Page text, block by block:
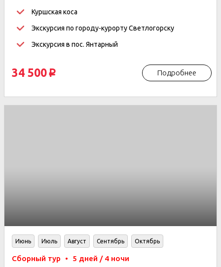
Куршская коса
Экскурсия по городу-курорту Светлогорску
Экскурсия в пос. Янтарный
34 500 p Подробнее
Июнь Июль Август Сентябрь Октябрь
Сборный тур • 5 дней / 4 ночи